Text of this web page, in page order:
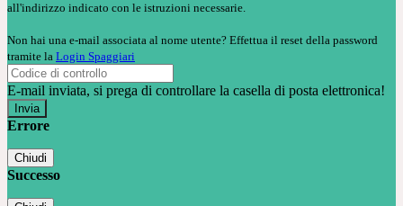
all'indirizzo indicato con le istruzioni necessarie.
Non hai una e-mail associata al nome utente? Effettua il reset della password
tramite la Login Spaggiari
E-mail inviata, si prega di controllare la casella di posta elettronica!
Errore
Chiudi
Successo